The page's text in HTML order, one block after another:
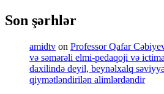
Son şərhlər
amidtv on Professor Qafar
və səmərəli elmi-pedaqoji və
daxilində deyil, beynəlxalq
qiymətləndirilən alimlərdəndir